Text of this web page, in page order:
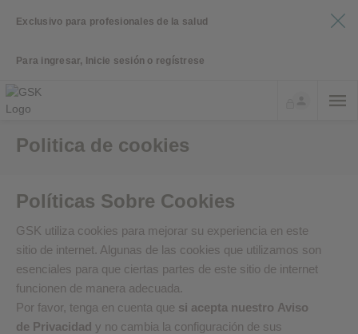
Exclusivo para profesionales de la salud
Para ingresar, Inicie sesión o regístrese
Politica de cookies
Políticas Sobre Cookies
GSK utiliza cookies para mejorar su experiencia en este
sitio de internet. Algunas de las cookies que utilizamos son
esenciales para que ciertas partes de este sitio de internet
funcionen de manera adecuada.
Por favor, tenga en cuenta que si acepta nuestro Aviso
de Privacidad y no cambia la configuración de sus